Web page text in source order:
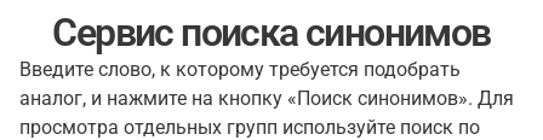
Сервис поиска синонимов
Введите слово, к которому требуется подобрать
аналог, и нажмите на кнопку «Поиск синонимов». Для
просмотра отдельных групп используйте поиск по